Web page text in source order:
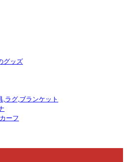
グッズ
,ラグ,ブランケット
ーフ